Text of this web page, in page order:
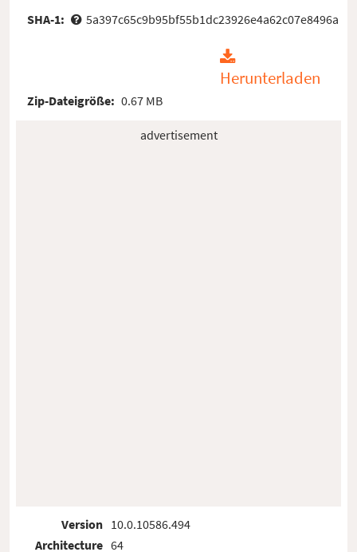
SHA-1:
5a397c65c9b95bf55b1dc23926e4a62c07e8496a
Herunterladen
Zip-Dateigröße: 0.67 MB
advertisement
Version
Architecture
10.0.10586.494
64